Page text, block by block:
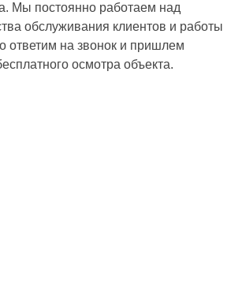
Мы постоянно работаем над
обслуживания клиентов и работы
ответим на звонок и пришлем
осмотра объекта.